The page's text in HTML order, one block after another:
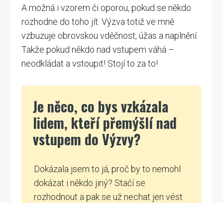
A možná i vzorem či oporou, pokud se někdo
rozhodne do toho jít. Výzva totiž ve mně
vzbuzuje obrovskou vděčnost, úžas a naplnění.
Takže pokud někdo nad vstupem váhá –
neodkládat a vstoupit! Stojí to za to!
Je něco, co bys vzkázala
lidem, kteří přemýšlí nad
vstupem do Výzvy?
Dokázala jsem to já, proč by to nemohl
dokázat i někdo jiný? Stačí se
rozhodnout a pak se už nechat jen vést